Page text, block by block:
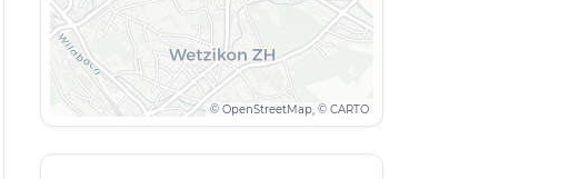
© OpenStreetMap, © CARTO